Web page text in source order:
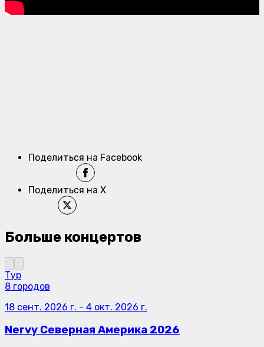
Поделиться на Facebook
Поделиться на X
Больше концертов
Тур
8 городов
18 сент. 2026 г. - 4 окт. 2026 г.
Nervy Северная Америка 2026